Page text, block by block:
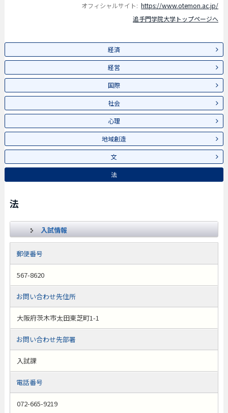
オフィシャルサイト: https://www.otemon.ac.jp/
追手門学院大学トップページへ
経済
経営
国際
社会
心理
地域創造
文
法
法
入試情報
郵便番号
567-8620
お問い合わせ先住所
大阪府茨木市太田東芝町1-1
お問い合わせ先部署
入試課
電話番号
072-665-9219